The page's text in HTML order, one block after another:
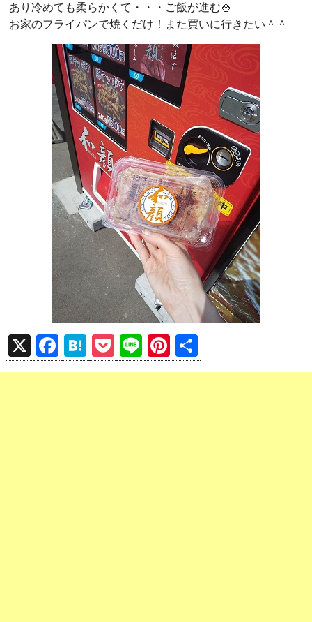
あり冷めても柔らかくて・・・ご飯が進む🍚
お家のフライパンで焼くだけ！また買いに行きたい＾＾
X
F
a
H
at
P
o
Li
n
Pi
nt 有